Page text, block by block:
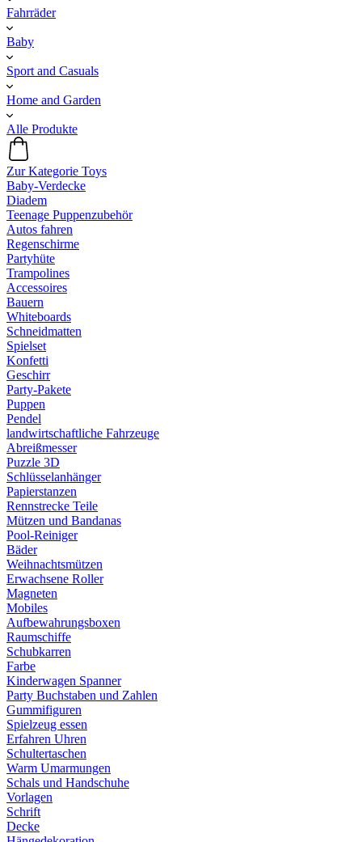
Fahrräder
Baby
Sport and Casuals
Home and Garden
Alle Produkte
Zur Kategorie Toys
Baby-Verdecke
Diadem
Teenage Puppenzubehör
Autos fahren
Regenschirme
Partyhüte
Trampolines
Accessoires
Bauern
Whiteboards
Schneidmatten
Spielset
Konfetti
Geschirr
Party-Pakete
Puppen
Pendel
landwirtschaftliche Fahrzeuge
Abreißmesser
Puzzle 3D
Schlüsselanhänger
Papierstanzen
Rennstrecke Teile
Mützen und Bandanas
Pool-Reiniger
Bäder
Weihnachtsmützen
Erwachsene Roller
Magneten
Mobiles
Aufbewahrungsboxen
Raumschiffe
Schubkarren
Farbe
Kinderwagen Spanner
Party Buchstaben und Zahlen
Gummifiguren
Spielzeug essen
Erfahren Uhren
Schultertaschen
Warm Umarmungen
Schals und Handschuhe
Vorlagen
Schrift
Decke